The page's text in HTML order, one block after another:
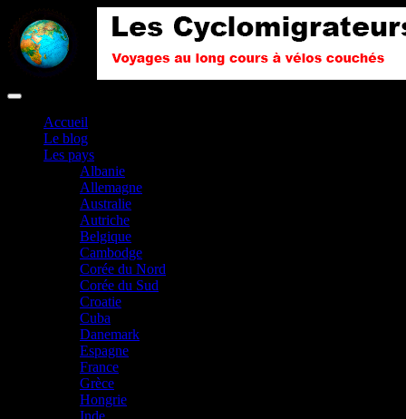
Accueil
Le blog
Les pays
Albanie
Allemagne
Australie
Autriche
Belgique
Cambodge
Corée du Nord
Corée du Sud
Croatie
Cuba
Danemark
Espagne
France
Grèce
Hongrie
Inde